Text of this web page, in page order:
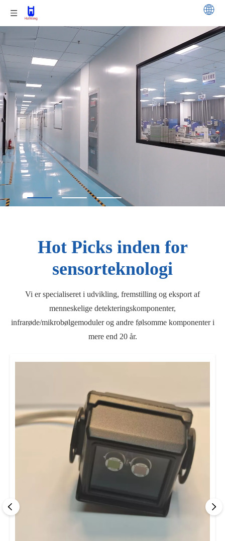
Hot Picks inden for
sensorteknologi
Vi er specialiseret i udvikling, fremstilling og eksport af
menneskelige detekteringskomponenter,
infrarøde/mikrobølgemoduler og andre følsomme komponenter i
mere end 20 år.